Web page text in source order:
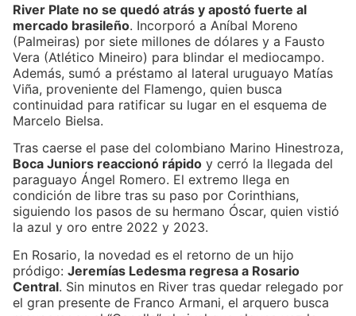
River Plate no se quedó atrás y apostó fuerte al
mercado brasileño. Incorporó a Aníbal Moreno
(Palmeiras) por siete millones de dólares y a Fausto
Vera (Atlético Mineiro) para blindar el mediocampo.
Además, sumó a préstamo al lateral uruguayo Matías
Viña, proveniente del Flamengo, quien busca
continuidad para ratificar su lugar en el esquema de
Marcelo Bielsa.
Tras caerse el pase del colombiano Marino Hinestroza,
Boca Juniors reaccionó rápido y cerró la llegada del
paraguayo Ángel Romero. El extremo llega en
condición de libre tras su paso por Corinthians,
siguiendo los pasos de su hermano Óscar, quien vistió
la azul y oro entre 2022 y 2023.
En Rosario, la novedad es el retorno de un hijo
pródigo: Jeremías Ledesma regresa a Rosario
Central. Sin minutos en River tras quedar relegado por
el gran presente de Franco Armani, el arquero busca